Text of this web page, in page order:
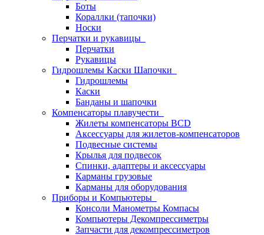
Боты
Кораллки (тапочки)
Носки
Перчатки и рукавицы
Перчатки
Рукавицы
Гидрошлемы Каски Шапочки
Гидрошлемы
Каски
Банданы и шапочки
Компенсаторы плавучести
Жилеты компенсаторы BCD
Аксессуары для жилетов-компенсаторов
Подвесные системы
Крылья для подвесок
Спинки, адаптеры и аксессуары
Карманы грузовые
Карманы для оборудования
Приборы и Компьютеры
Консоли Манометры Компасы
Компьютеры Декомпрессиметры
Запчасти для декомпрессиметров